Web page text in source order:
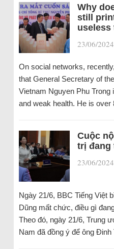
Why
still
useless
23/06/2024
On social networks,
that General Secretary of
Vietnam Nguyen Phu Trong
and weak health. He is
Cuộc
trị đang
23/06/2024
Ngày 21/6, BBC Tiếng Việt
Dũng mất chức, điều gì
Theo đó, ngày 21/6, Trung
Nam đã đồng ý để ông